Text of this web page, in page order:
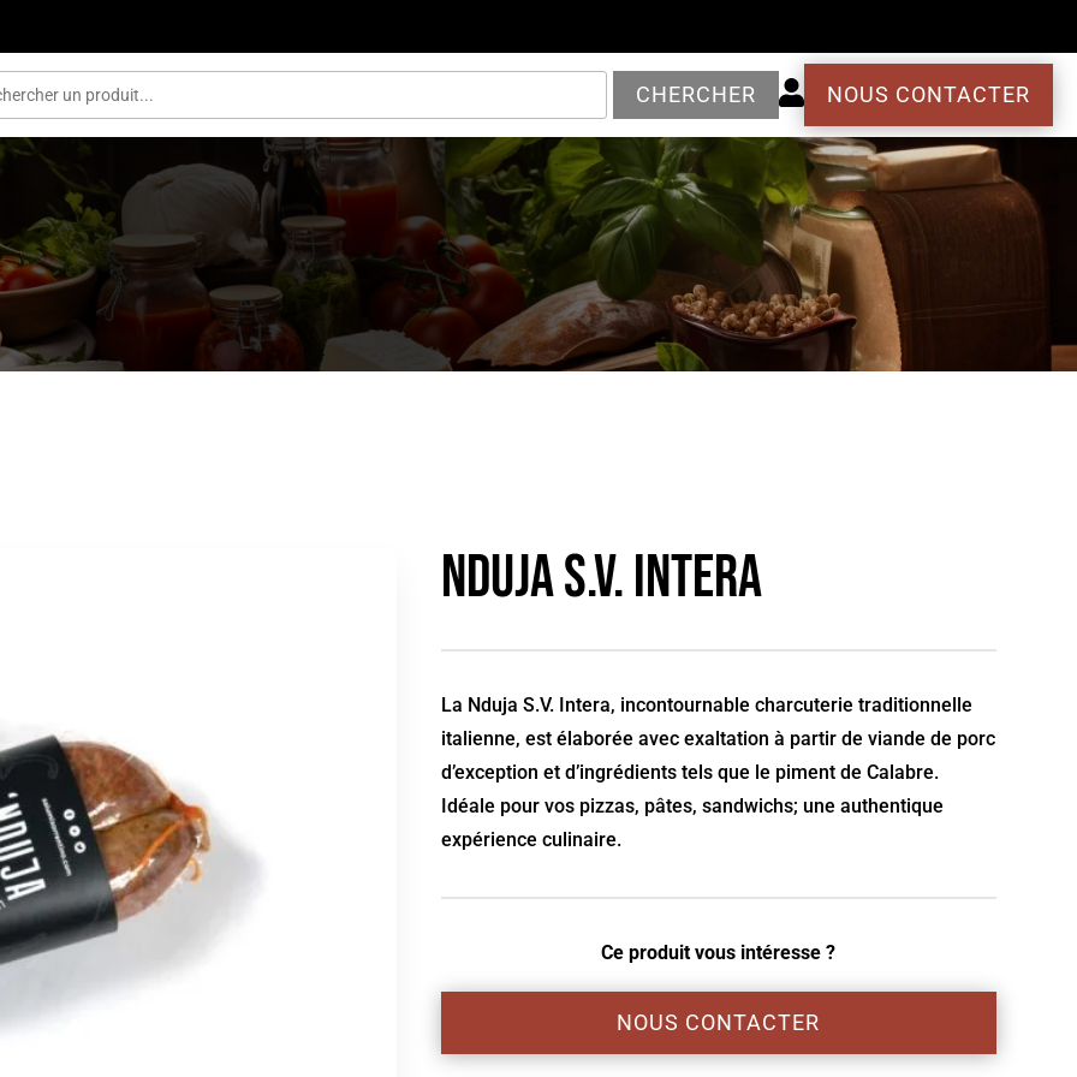
CHERCHER  NOUS CONTACTER
Nduja S.V. Intera
La Nduja S.V. Intera, incontournable charcuterie traditionnelle
italienne, est élaborée avec exaltation à partir de viande de porc
d’exception et d’ingrédients tels que le piment de Calabre.
Idéale pour vos pizzas, pâtes, sandwichs; une authentique
expérience culinaire.
Ce produit vous intéresse ?
NOUS CONTACTER